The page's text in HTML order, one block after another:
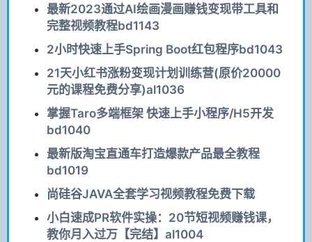
最新2023通过AI绘画漫画赚钱变现带工具和
完整视频教程bd1143
2小时快速上手Spring Boot红包程序bd1043
21天小红书涨粉变现计划训练营(原价20000
元的课程免费分享)al1036
掌握Taro多端框架 快速上手小程序/H5开发
bd1040
最新版淘宝直通车打造爆款产品最全教程
bd1019
尚硅谷JAVA全套学习视频教程免费下载
小白速成PR软件实操：20节短视频赚钱课，
教你月入过万【完结】al1004